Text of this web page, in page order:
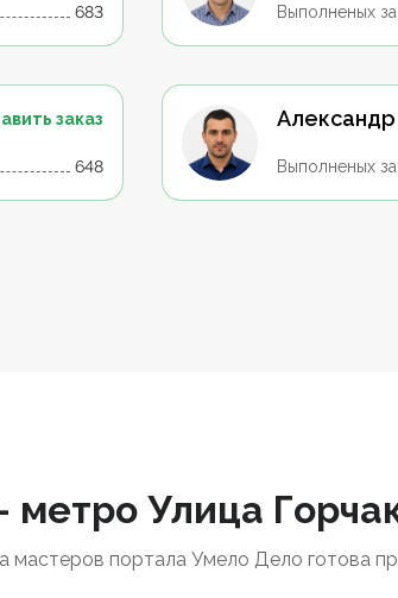
683 Выполненых
заказ
648
Александр
Выполненых
метро Улица
портала Умело Дело готова